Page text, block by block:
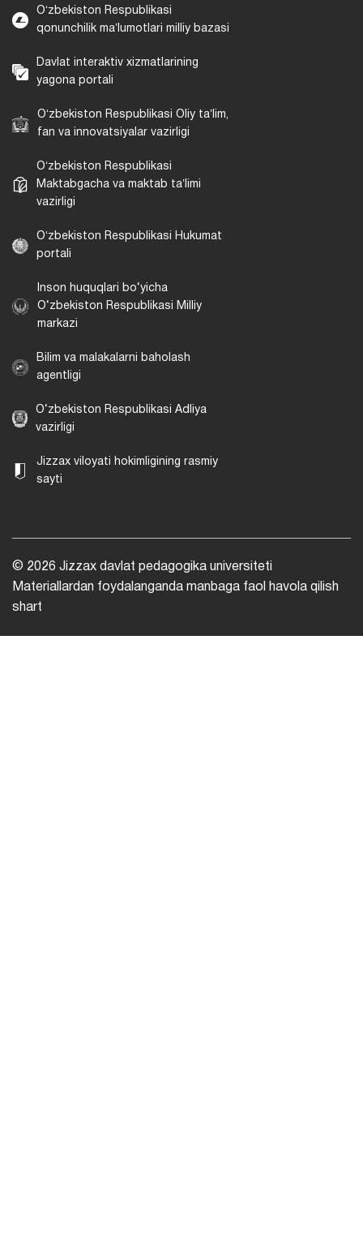
Oʻzbekiston Respublikasi
qonunchilik maʼlumotlari milliy bazasi
Davlat interaktiv xizmatlarining
yagona portali
Oʻzbekiston Respublikasi Oliy taʼlim,
fan va innovatsiyalar vazirligi
Oʻzbekiston Respublikasi
Maktabgacha va maktab taʼlimi
vazirligi
Oʻzbekiston Respublikasi Hukumat
portali
Inson huquqlari bo‘yicha
O‘zbekiston Respublikasi Milliy
markazi
Bilim va malakalarni baholash
agentligi
O‘zbekiston Respublikasi Adliya
vazirligi
Jizzax viloyati hokimligining rasmiy
sayti
© 2026 Jizzax davlat pedagogika universiteti
Materiallardan foydalanganda manbaga faol havola qilish
shart